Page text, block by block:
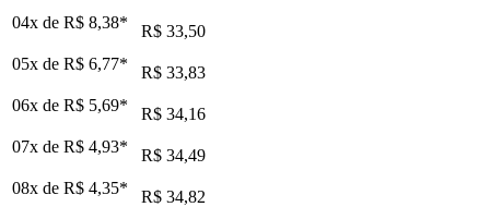
04x de R$ 8,38*
R$ 33,50
05x de R$ 6,77*
R$ 33,83
06x de R$ 5,69*
R$ 34,16
07x de R$ 4,93*
R$ 34,49
08x de R$ 4,35*
R$ 34,82